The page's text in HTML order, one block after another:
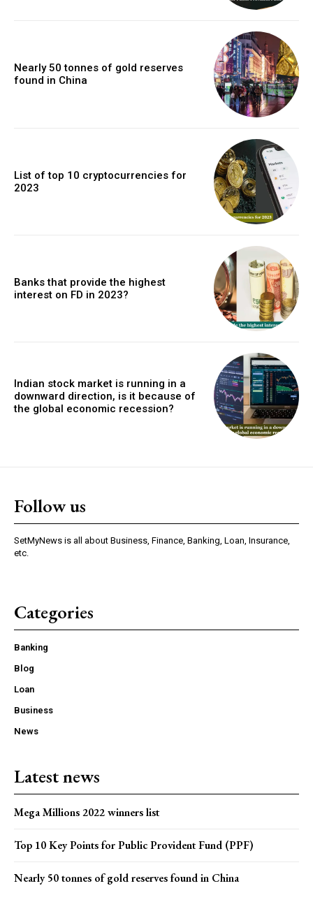
Nearly 50 tonnes of gold reserves
found in China
List of top 10 cryptocurrencies for
2023
Banks that provide the highest
interest on FD in 2023?
Indian stock market is running in a
downward direction, is it because of
the global economic recession?
Follow us
SetMyNews is all about Business, Finance, Banking, Loan, Insurance,
etc.
Categories
Banking
Blog
Loan
Business
News
Latest news
Mega Millions 2022 winners list
Top 10 Key Points for Public Provident Fund (PPF)
Nearly 50 tonnes of gold reserves found in China